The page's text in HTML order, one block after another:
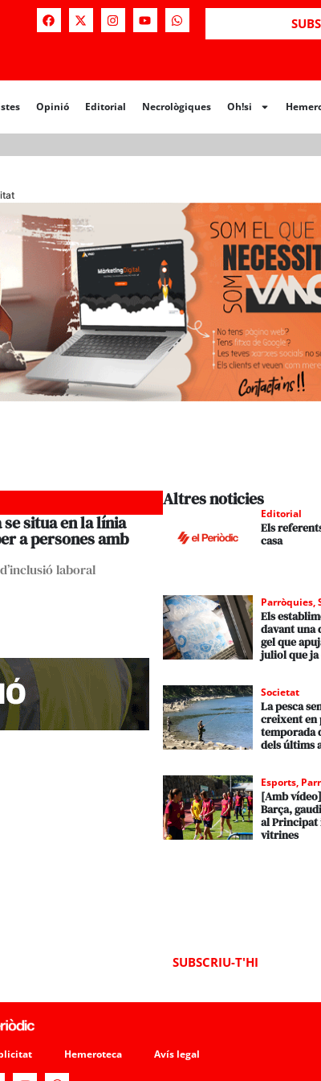
Opinió Editorial Necrològiques Oh!si
Opinió Editorial Necrològiques Hemeroteca
situa en la línia
a persones amb
laboral
Altres noticies
Editorial
Els
casa
Parròquies,
Els
davant una
gel que
juliol que
Societat
La pesca
creixent en
temporada
dels últims
Esports,
[Amb
Barça,
al
vitrines
SUBSCRIU-T'HI
Hemeroteca Avís legal